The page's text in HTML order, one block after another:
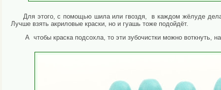
Для этого, с помощью шила или гвоздя, в каждом жёлуде
Лучше взять акриловые краски, но и гуашь тоже подойдёт.
А чтобы краска подсохла, то эти зубочистки можно воткнуть,